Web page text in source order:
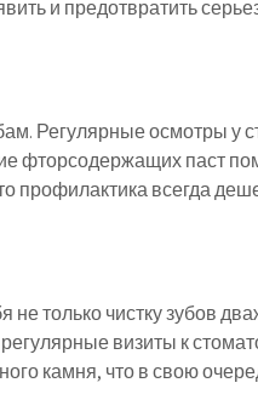
и предотвратить
Регулярные осмотры у
фторсодержащих паст
профилактика всегда
не только чистку зубов
визиты к
камня, что в свою